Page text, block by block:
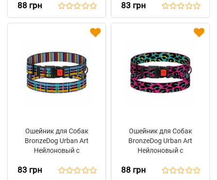
Градиент
88 грн
Диско
83 грн
Ошейник для Собак
BronzeDog Urban Art
Нейлоновый с
Клеточка
83 грн
Ошейник для Собак
BronzeDog Urban Art
Нейлоновый с
Леопард
88 грн